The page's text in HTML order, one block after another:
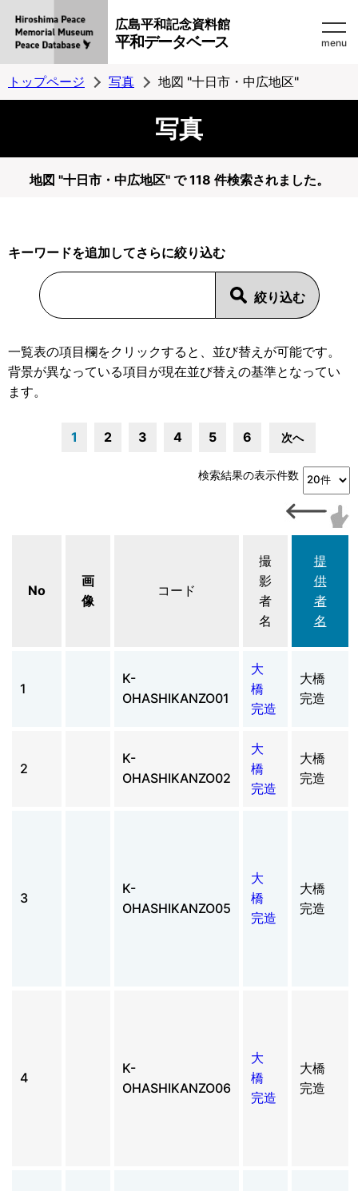
広島平和記念資料館
平和データベース menu
トップページ 写真 地図 "十日市・中広地区"
写真
地図 "十日市・中広地区" で 118 件検索されました。
キーワードを追加してさらに絞り込む
一覧表の項目欄をクリックすると、並び替えが可能です。
背景が異なっている項目が現在並び替えの基準となってい
ます。
1 2 3 4 5 6 次へ
検索結果の表示件数
No
画
像
コード
撮
影
者
名
提
供
者
名
1
K-
OHASHIKANZO01
大
橋
完造
大橋
完造
2
K-
OHASHIKANZO02
大
橋
完造
大橋
完造
3
K-
OHASHIKANZO05
大
橋
完造
大橋
完造
4
K-
OHASHIKANZO06
大
橋
完造
大橋
完造